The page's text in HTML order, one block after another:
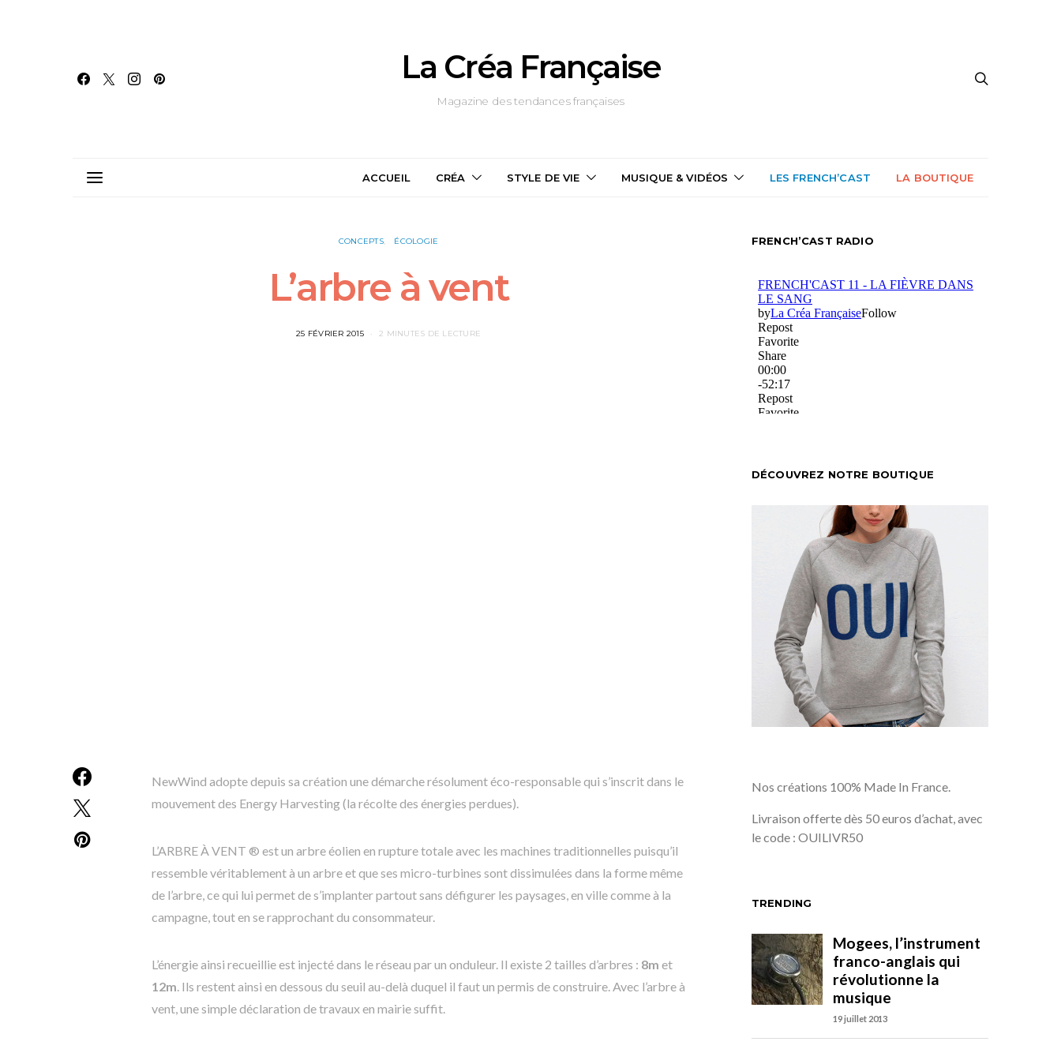
La Créa Française
Magazine des tendances françaises
ACCUEIL CRÉA STYLE DE VIE MUSIQUE & VIDÉOS LES FRENCH’CAST LA BOUTIQUE
CONCEPTS ÉCOLOGIE
L’arbre à vent
25 FÉVRIER 2015 2 MINUTES DE LECTURE
NewWind adopte depuis sa création une démarche résolument éco-responsable qui s’inscrit dans le
mouvement des Energy Harvesting (la récolte des énergies perdues).
L’ARBRE À VENT ® est un arbre éolien en rupture totale avec les machines traditionnelles puisqu’il
ressemble véritablement à un arbre et que ses micro-turbines sont dissimulées dans la forme même
de l’arbre, ce qui lui permet de s’implanter partout sans défigurer les paysages, en ville comme à la
campagne, tout en se rapprochant du consommateur.
L’énergie ainsi recueillie est injecté dans le réseau par un onduleur. Il existe 2 tailles d’arbres : 8m et
12m. Ils restent ainsi en dessous du seuil au-delà duquel il faut un permis de construire. Avec l’arbre à
vent, une simple déclaration de travaux en mairie suffit.
FRENCH’CAST RADIO
DÉCOUVREZ NOTRE BOUTIQUE
Nos créations 100% Made In France.
Livraison offerte dès 50 euros d’achat, avec
le code : OUILIVR50
TRENDING